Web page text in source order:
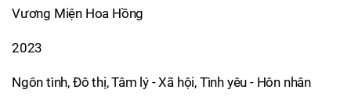
Vương Miện Hoa Hồng
2023
Ngôn tình, Đô thị, Tâm lý - Xã hội, Tình yêu - Hôn nhân